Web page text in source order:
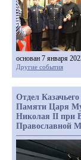
основан 7 января
Другие события
Отдел
Памяти Царя
Николая II при
Православной